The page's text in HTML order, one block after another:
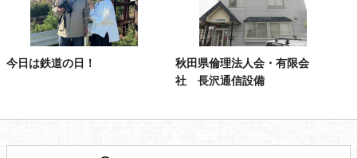
今日は鉄道の日！
秋田県倫理法人会・有限会
社 長沢通信設備